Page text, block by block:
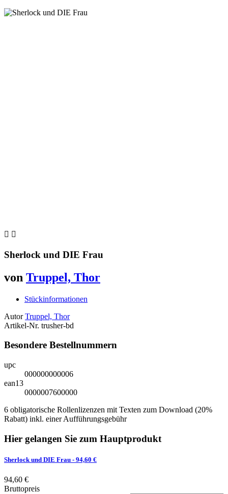
 
Sherlock und DIE Frau
von Truppel, Thor
Stückinformationen
Autor Truppel, Thor
Artikel-Nr. trusher-bd
Besondere Bestellnummern
upc
000000000006
ean13
0000007600000
6 obligatorische Rollenlizenzen mit Texten zum Download (20%
Rabatt) inkl. einer Aufführungsgebühr
Hier gelangen Sie zum Hauptprodukt
Sherlock und DIE Frau - 94,60 €
94,60 €
Bruttopreis